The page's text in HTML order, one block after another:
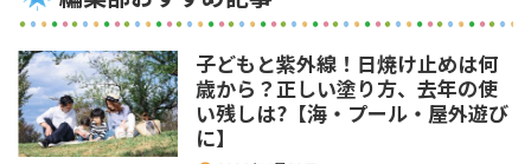
子どもと紫外線！日焼け止めは何
歳から？正しい塗り方、去年の使
い残しは?【海・プール・屋外遊び
に】